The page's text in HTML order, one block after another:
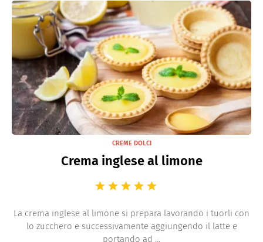
CREME DOLCI
Crema inglese al limone
La crema inglese al limone si prepara lavorando i tuorli con
lo zucchero e successivamente aggiungendo il latte e
portando ad ...